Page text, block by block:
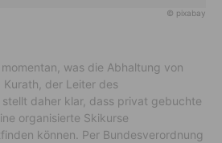
© pixabay
was die Abhaltung von
der Leiter des
daher klar, dass privat gebuchte
organisierte Skikurse
können. Per Bundesverordnung